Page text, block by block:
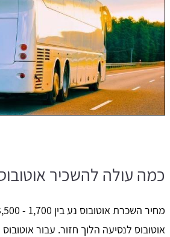
כמה עולה להשכיר